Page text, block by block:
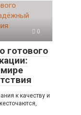
0
готового
к качеству и